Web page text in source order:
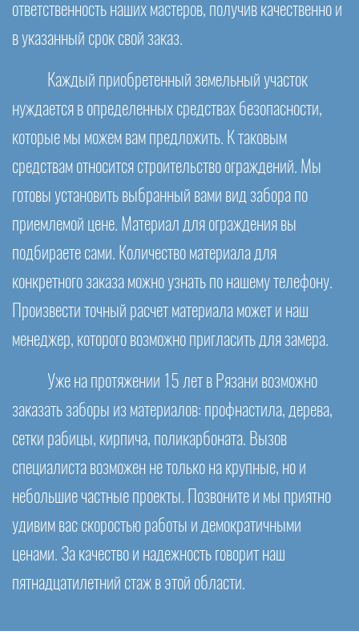
ответственность наших мастеров, получив качественно и
в указанный срок свой заказ.
Каждый приобретенный земельный участок
нуждается в определенных средствах безопасности,
которые мы можем вам предложить. К таковым
средствам относится строительство ограждений. Мы
готовы установить выбранный вами вид забора по
приемлемой цене. Материал для ограждения вы
подбираете сами. Количество материала для
конкретного заказа можно узнать по нашему телефону.
Произвести точный расчет материала может и наш
менеджер, которого возможно пригласить для замера.
Уже на протяжении 15 лет в Рязани возможно
заказать заборы из материалов: профнастила, дерева,
сетки рабицы, кирпича, поликарбоната. Вызов
специалиста возможен не только на крупные, но и
небольшие частные проекты. Позвоните и мы приятно
удивим вас скоростью работы и демократичными
ценами. За качество и надежность говорит наш
пятнадцатилетний стаж в этой области.